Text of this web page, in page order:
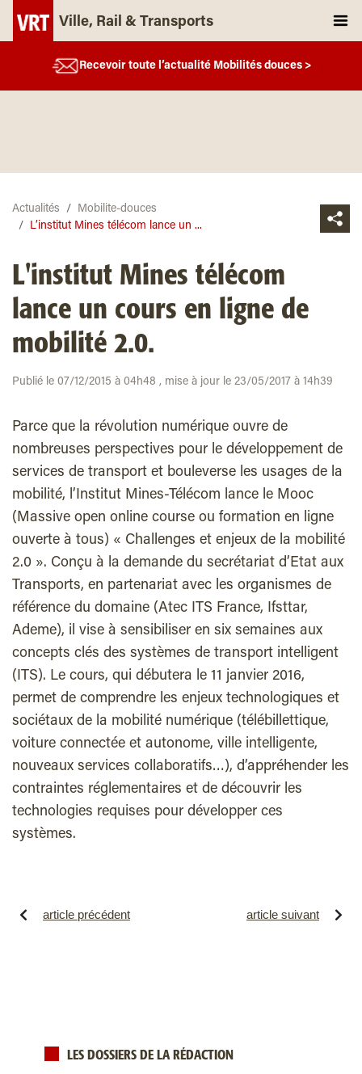
Ville, Rail & Transports
Recevoir toute l’actualité Mobilités douces >
Actualités
Mobilite-douces
L’institut Mines télécom lance un ...
L'institut Mines télécom
lance un cours en ligne de
mobilité 2.0.
Publié le 07/12/2015 à 04h48 , mise à jour le 23/05/2017 à 14h39
Parce que la révolution numérique ouvre de
nombreuses perspectives pour le développement de
services de transport et bouleverse les usages de la
mobilité, l’Institut Mines-Télécom lance le Mooc
(Massive open online course ou formation en ligne
ouverte à tous) « Challenges et enjeux de la mobilité
2.0 ». Conçu à la demande du secrétariat d’Etat aux
Transports, en partenariat avec les organismes de
référence du domaine (Atec ITS France, Ifsttar,
Ademe), il vise à sensibiliser en six semaines aux
concepts clés des systèmes de transport intelligent
(ITS). Le cours, qui débutera le 11 janvier 2016,
permet de comprendre les enjeux technologiques et
sociétaux de la mobilité numérique (télébillettique,
voiture connectée et autonome, ville intelligente,
nouveaux services collaboratifs…), d’appréhender les
contraintes réglementaires et de découvrir les
technologies requises pour développer ces
systèmes.
article précédent article suivant
LES DOSSIERS DE LA RÉDACTION